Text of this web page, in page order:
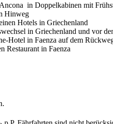
in Doppelkabinen mit
Hinweg
Hotels in Griechenland
in Griechenland und vor
Hotel in Faenza auf dem
Restaurant in Faenza